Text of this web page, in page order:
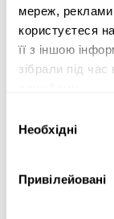
мереж, реклами
користуєтеся
її з іншою
зібрали під
згоди
Необхідні
Привілейовані